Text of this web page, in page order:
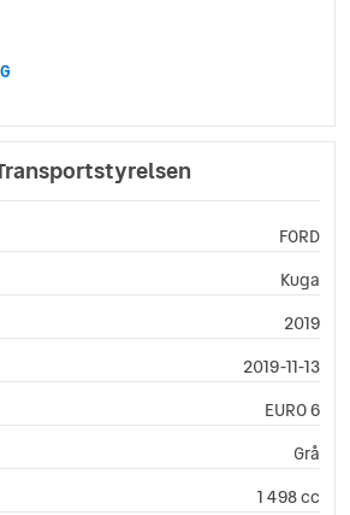
FORD
Kuga
2019
2019-11-13
EURO 6
Grå
1 498 cc